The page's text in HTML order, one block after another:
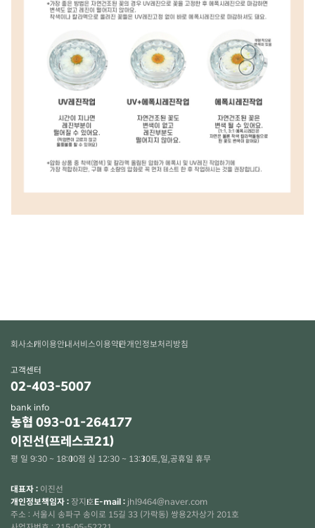
회사소개이용안내서비스이용약관개인정보처리방침
고객센터
02-403-5007
bank info
농협 093-01-264177
이진선(프레스코21)
평 일 9:30 ~ 18:00점 심 12:30 ~ 13:30토,일,공휴일 휴무
대표자 : 이진선
개인정보책임자 : 장지호E-mail : jhl9464@naver.com
주소 : 서울시 송파구 송이로 15길 33 (가락동) 쌍용2차상가 201호